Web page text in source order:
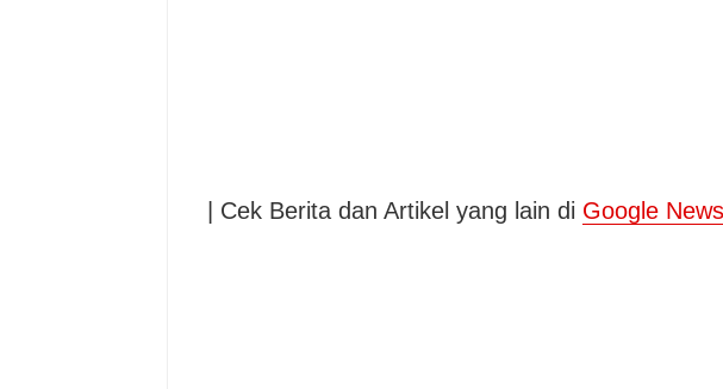
| Cek Berita dan Artikel yang lain di Google News